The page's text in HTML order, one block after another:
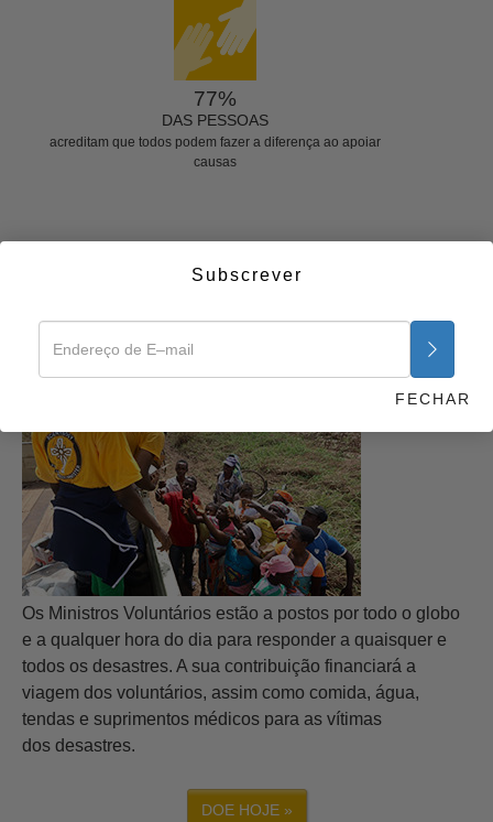
77%
DAS PESSOAS
acreditam que todos podem fazer a diferença ao apoiar
causas
Os Ministros Voluntários estão a postos por todo o globo
e a qualquer hora do dia para responder a quaisquer e
todos os desastres. A sua contribuição financiará a
viagem dos voluntários, assim como comida, água,
tendas e suprimentos médicos para as vítimas
dos desastres.
DOE HOJE »
Subscrever
FECHAR